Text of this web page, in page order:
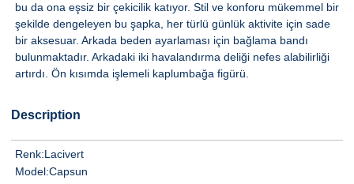
bu da ona eşsiz bir çekicilik katıyor. Stil ve konforu mükemmel bir
şekilde dengeleyen bu şapka, her türlü günlük aktivite için sade
bir aksesuar. Arkada beden ayarlaması için bağlama bandı
bulunmaktadır. Arkadaki iki havalandırma deliği nefes alabilirliği
artırdı. Ön kısımda işlemeli kaplumbağa figürü.
Description
Renk:Lacivert
Model:Capsun